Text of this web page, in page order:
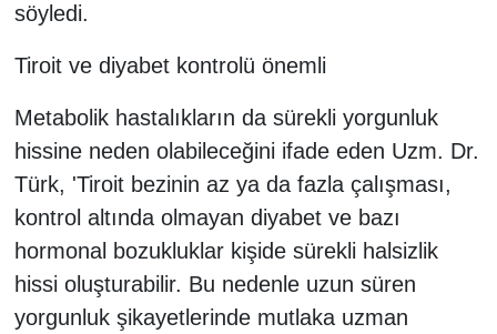
söyledi.
Tiroit ve diyabet kontrolü önemli
Metabolik hastalıkların da sürekli yorgunluk
hissine neden olabileceğini ifade eden Uzm. Dr.
Türk, 'Tiroit bezinin az ya da fazla çalışması,
kontrol altında olmayan diyabet ve bazı
hormonal bozukluklar kişide sürekli halsizlik
hissi oluşturabilir. Bu nedenle uzun süren
yorgunluk şikayetlerinde mutlaka uzman